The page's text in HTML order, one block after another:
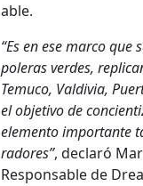
able.
“Es en ese mar­co
pol­eras verdes,
Temu­co, Val­divia,
el obje­ti­vo de
ele­men­to impor­tante
radores”, declaró
Respon­s­able de